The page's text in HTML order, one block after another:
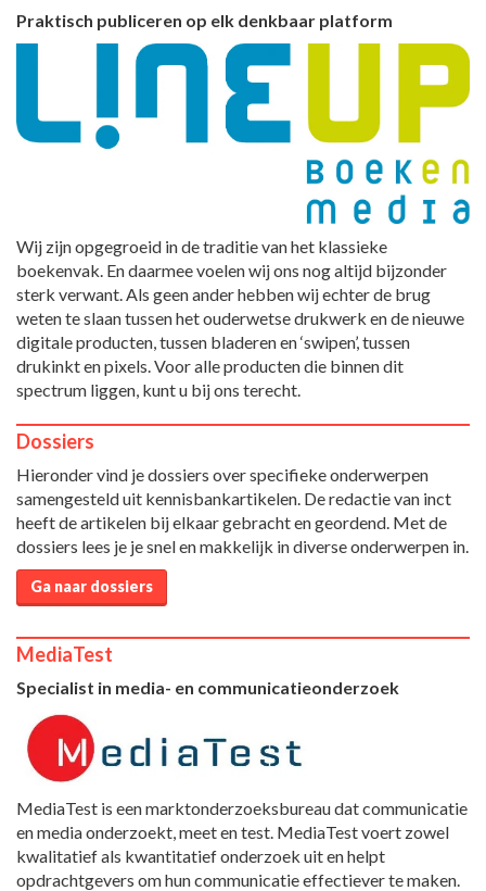
Praktisch publiceren op elk denkbaar platform
Wij zijn opgegroeid in de traditie van het klassieke
boekenvak. En daarmee voelen wij ons nog altijd bijzonder
sterk verwant. Als geen ander hebben wij echter de brug
weten te slaan tussen het ouderwetse drukwerk en de nieuwe
digitale producten, tussen bladeren en ‘swipen’, tussen
drukinkt en pixels. Voor alle producten die binnen dit
spectrum liggen, kunt u bij ons terecht.
Dossiers
Hieronder vind je dossiers over specifieke onderwerpen
samengesteld uit kennisbankartikelen. De redactie van inct
heeft de artikelen bij elkaar gebracht en geordend. Met de
dossiers lees je je snel en makkelijk in diverse onderwerpen in.
Ga naar dossiers
MediaTest
Specialist in media- en communicatieonderzoek
MediaTest is een marktonderzoeksbureau dat communicatie
en media onderzoekt, meet en test. MediaTest voert zowel
kwalitatief als kwantitatief onderzoek uit en helpt
opdrachtgevers om hun communicatie effectiever te maken.